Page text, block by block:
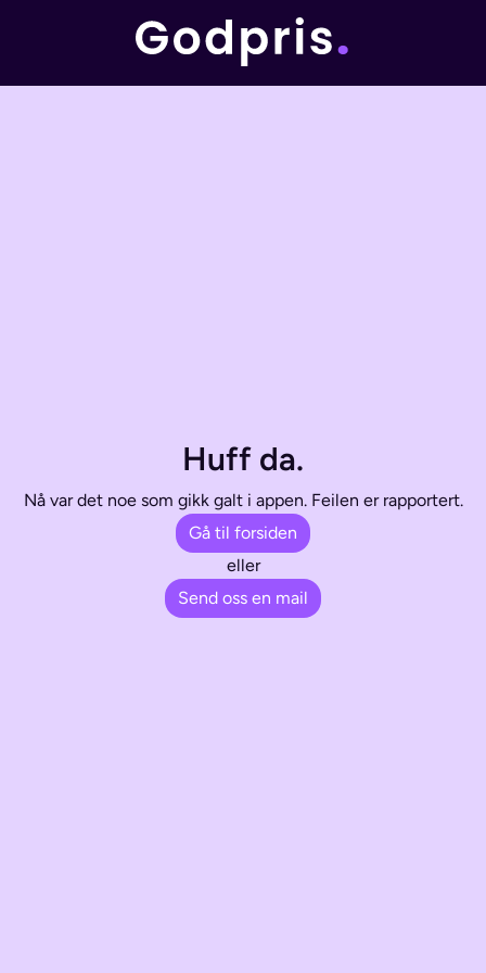
Huff da.
Nå var det noe som gikk galt i appen. Feilen er rapportert.
Gå til forsiden
eller
Send oss en mail